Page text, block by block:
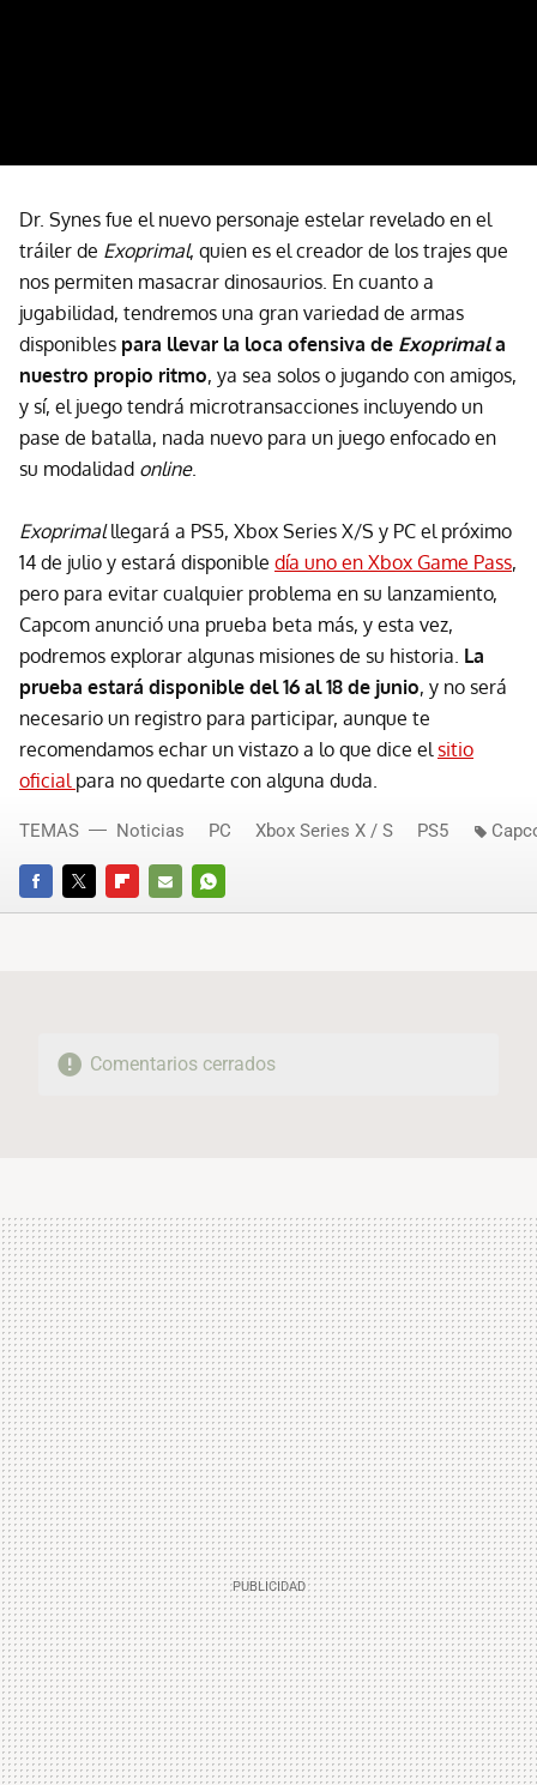
Dr. Synes fue el nuevo personaje estelar revelado en el
tráiler de Exoprimal, quien es el creador de los trajes que
nos permiten masacrar dinosaurios. En cuanto a
jugabilidad, tendremos una gran variedad de armas
disponibles para llevar la loca ofensiva de Exoprimala
nuestro propio ritmo, ya sea solos o jugando con amigos,
y sí, el juego tendrá microtransacciones incluyendo un
pase de batalla, nada nuevo para un juego enfocado en
su modalidad online.
Exoprimalllegará a PS5, Xbox Series X/S y PC el próximo
14 de julio y estará disponible día uno en Xbox Game Pass,
pero para evitar cualquier problema en su lanzamiento,
Capcom anunció una prueba beta más, y esta vez,
podremos explorar algunas misiones de su historia. La
prueba estará disponible del 16 al 18 de junio, y no será
necesario un registro para participar, aunque te
recomendamos echar un vistazo a lo que dice el sitio
oficial para no quedarte con alguna duda.
FACEBOOKTWITTERFLIPBOARD
E-
WHATSAPP
TEMAS Noticias PC Xbox Series X / S PS5
Comentarios cerrados